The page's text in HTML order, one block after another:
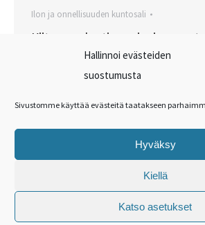
Hallinnoi evästeiden
suostumusta
Sivustomme käyttää evästeitä taatakseen
Hyväksy
Kiellä
Katso asetukset
Ilon ja onnellisuuden kuntosali
Kiitos evoluution, aivojemme
on tietty negatiivinen vinouma,
ärsyyntymisherkkyyttämme ja
voimme vähentää vinouman
vahvistamalla tietoisesti